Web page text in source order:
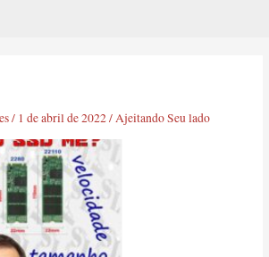
/ 1 de abril de 2022/Ajeitando Seu lado